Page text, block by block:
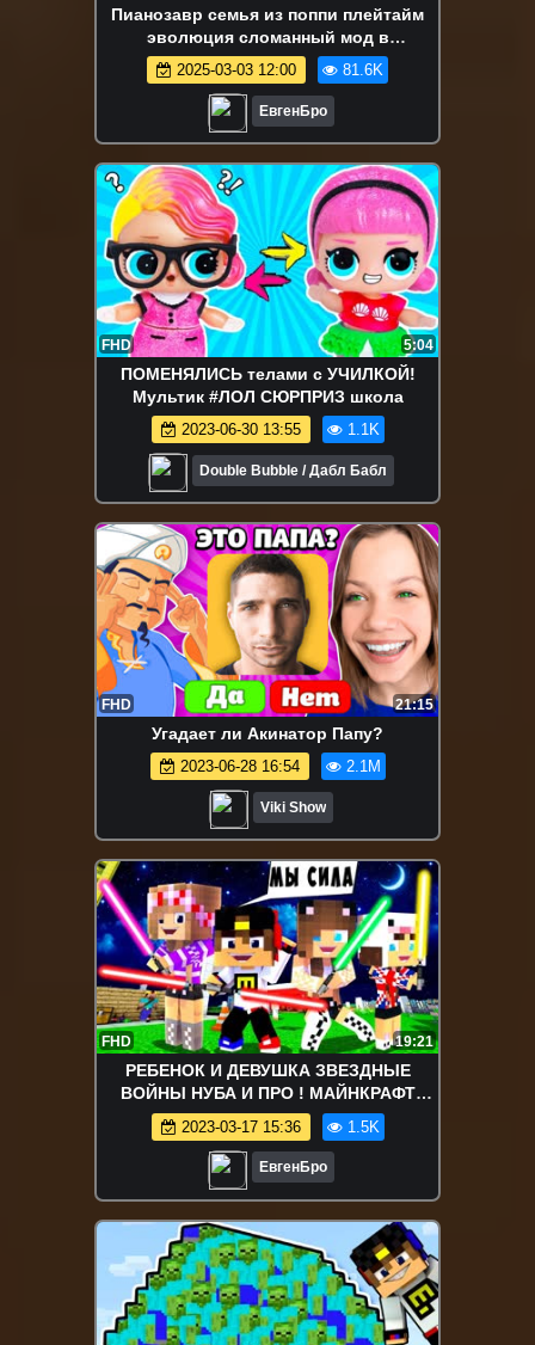
Пианозавр семья из поппи плейтайм
эволюция сломанный мод в
майнкрафт! девушка новичок видео
minecraft
2025-03-03 12:00 81.6K
ЕвгенБро
FHD 5:04
ПОМЕНЯЛИСЬ телами с УЧИЛКОЙ!
Мультик #ЛОЛ СЮРПРИЗ школа
2023-06-30 13:55 1.1K
Double Bubble / Дабл Бабл
FHD 21:15
Угадает ли Акинатор Папу?
2023-06-28 16:54 2.1M
Viki Show
FHD 19:21
РЕБЕНОК И ДЕВУШКА ЗВЕЗДНЫЕ
ВОЙНЫ НУБА И ПРО ! МАЙНКРАФТ
ВЫЖИВАНИЕ БОМЖА ВИДЕО
ТРОЛЛИНГ MINECRAFT
2023-03-17 15:36 1.5K
ЕвгенБро